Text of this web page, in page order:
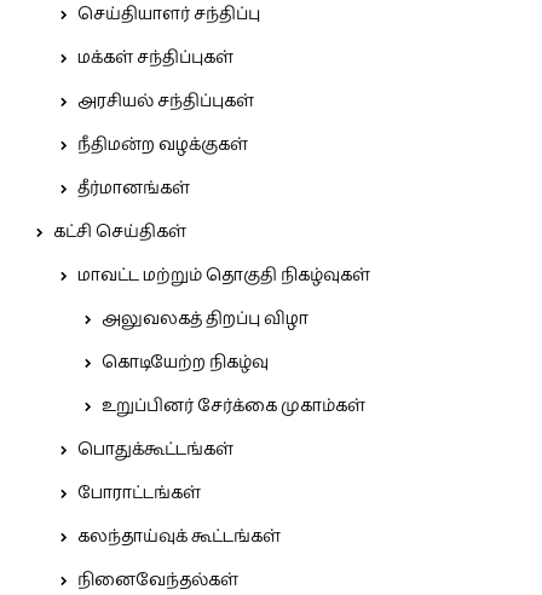
செய்தியாளர் சந்திப்பு
மக்கள் சந்திப்புகள்
அரசியல் சந்திப்புகள்
நீதிமன்ற வழக்குகள்
தீர்மானங்கள்
கட்சி செய்திகள்
மாவட்ட மற்றும் தொகுதி நிகழ்வுகள்
அலுவலகத் திறப்பு விழா
கொடியேற்ற நிகழ்வு
உறுப்பினர் சேர்க்கை முகாம்கள்
பொதுக்கூட்டங்கள்
போராட்டங்கள்
கலந்தாய்வுக் கூட்டங்கள்
நினைவேந்தல்கள்